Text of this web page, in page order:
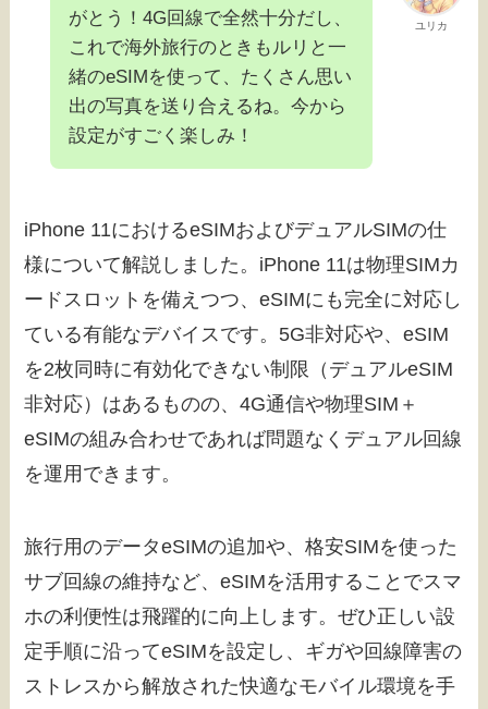
ユリカ
がとう！4G回線で全然十分だし、
これで海外旅行のときもルリと一
緒のeSIMを使って、たくさん思い
出の写真を送り合えるね。今から
設定がすごく楽しみ！
iPhone 11におけるeSIMおよびデュアルSIMの仕
様について解説しました。iPhone 11は物理SIMカ
ードスロットを備えつつ、eSIMにも完全に対応し
ている有能なデバイスです。5G非対応や、eSIM
を2枚同時に有効化できない制限（デュアルeSIM
非対応）はあるものの、4G通信や物理SIM＋
eSIMの組み合わせであれば問題なくデュアル回線
を運用できます。
旅行用のデータeSIMの追加や、格安SIMを使った
サブ回線の維持など、eSIMを活用することでスマ
ホの利便性は飛躍的に向上します。ぜひ正しい設
定手順に沿ってeSIMを設定し、ギガや回線障害の
ストレスから解放された快適なモバイル環境を手